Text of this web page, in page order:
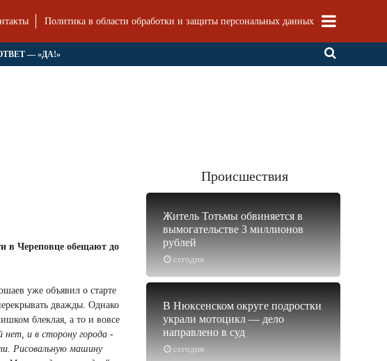
Политика в области обработки и защиты персональных данных
— «ДА!»
в Череповце обещают до
уже объявил о старте
дважды. Однако
блеклая, а то и вовсе
нет, и в сторону города -
Рисовальную машину
Происшествия
сегодня
Житель Тотьмы обвиняется в
вымогательстве 3 миллионов
рублей
сегодня
В Нюксенском округе подростки
украли мотоцикл — дело
направлено в суд